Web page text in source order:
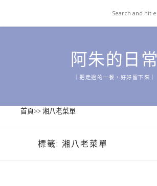
content
阿朱的日常
｜把走過的一餐，好好留下來｜
首頁>> 湘八老菜單
標籤: 湘八老菜單